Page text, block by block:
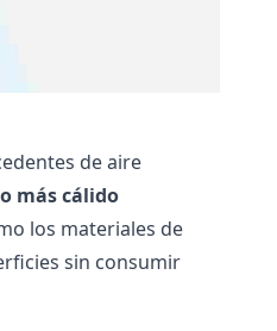
de aire
más cálido
los materiales de
sin consumir